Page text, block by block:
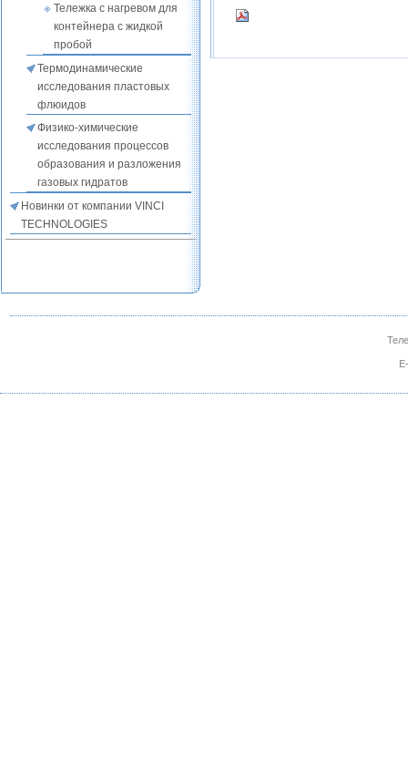
Тележка с нагревом для
контейнера с жидкой
пробой
Термодинамические
исследования пластовых
флюидов
Физико-химические
исследования процессов
образования и разложения
газовых гидратов
Новинки от компании VINCI
TECHNOLOGIES